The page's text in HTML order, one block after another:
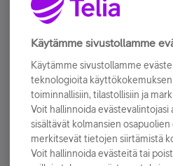
Älä jää paitsi –
Tilaa Telian uutiskirje ja olet
sähköpostiisi.
Tilaa nyt
Käytämme sivustollamme
Käytämme sivustollamme
teknologioita käyttökokemuksen
toiminnallisiin, tilastollisiin ja
Voit hallinnoida evästevalintojasi
sisältävät kolmansien osapuolien
merkitsevät tietojen siirtämistä
Voit hallinnoida evästeitä tai